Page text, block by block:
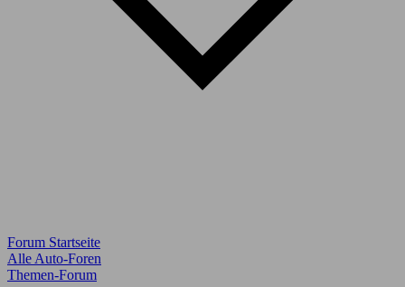
Forum Startseite
Alle Auto-Foren
Themen-Forum